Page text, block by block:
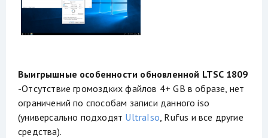
Выигрышные особенности обновленной LTSC 1809
-Отсутствие громоздких файлов 4+ GB в образе, нет
ограничений по способам записи данного iso
(универсально подходят UltraIso , Rufus и все другие
средства).